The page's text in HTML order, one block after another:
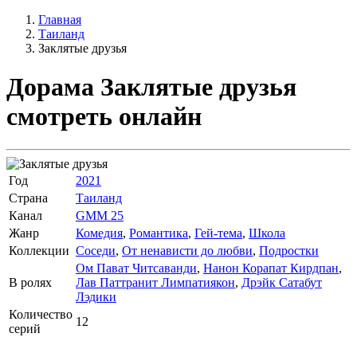
Главная
Таиланд
Заклятые друзья
Дорама Заклятые друзья
смотреть онлайн
Год
2021
Страна
Таиланд
Канал
GMM 25
Жанр
Комедия, Романтика, Гей-тема, Школа
Коллекции Соседи, От ненависти до любви, Подростки
В ролях
Ом Пават Читсаванди, Нанон Корапат Кирдпан,
Лав Паттранит Лимпатиякон, Дрэйк Сатабут
Лэдики
Количество
серий
12